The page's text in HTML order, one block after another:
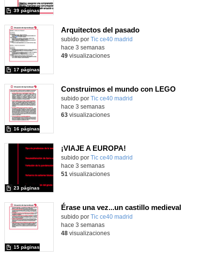
39 páginas
Arquitectos del pasado
subido por Tic ce40 madrid
17 páginas
hace 3 semanas
49visualizaciones
Construimos el mundo con LEGO
subido por Tic ce40 madrid
16 páginas
hace 3 semanas
63visualizaciones
¡VIAJE A EUROPA!
subido por Tic ce40 madrid
23 páginas
hace 3 semanas
51 visualizaciones
Érase una vez...un castillo medieval
subido por Tic ce40 madrid
15 páginas
hace 3 semanas
48visualizaciones